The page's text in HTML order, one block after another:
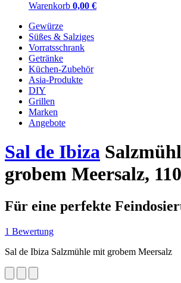
Warenkorb 0,00 €
Gewürze
Süßes & Salziges
Vorratsschrank
Getränke
Küchen-Zubehör
Asia-Produkte
DIY
Grillen
Marken
Angebote
Sal de Ibiza
grobem Meersalz,
Für eine perfekte
1 Bewertung
Sal de Ibiza Salzmühle mit grobem Meersalz